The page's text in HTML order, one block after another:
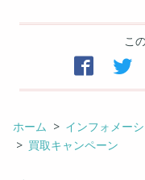
こ
 
ホーム インフォメー
買取キャンペーン